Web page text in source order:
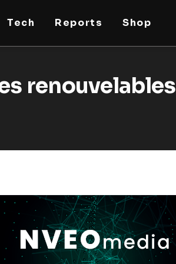
Tech Reports Shop
renouvelables